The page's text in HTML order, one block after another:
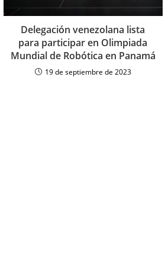
Delegación venezolana lista
para participar en Olimpiada
Mundial de Robótica en Panamá
19 de septiembre de 2023